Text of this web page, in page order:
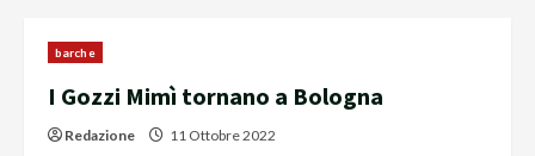
barche
I Gozzi Mimì tornano a Bologna
Redazione 11 Ottobre 2022